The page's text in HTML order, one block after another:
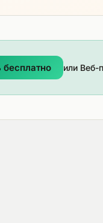
бесплатно или Веб-